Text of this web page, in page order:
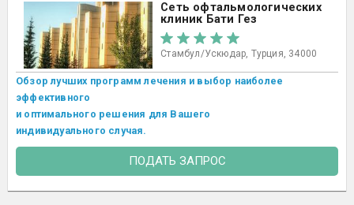
Сеть офтальмологических
клиник Бати Гез
Стамбул/Ускюдар, Турция, 34000
Обзор лучших программ лечения и выбор наиболее
эффективного
и оптимального решения для Вашего
индивидуального случая.
ПОДАТЬ ЗАПРОС